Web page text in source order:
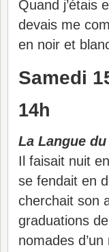
Quand j’étais
devais me
en noir et
Samedi
14h
La Langue
Il faisait nuit
se fendait en
cherchait son
graduations
nomades